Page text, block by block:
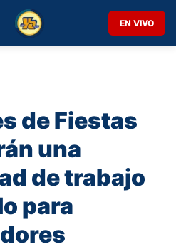
EN VIVO
de Fiestas
una
de trabajo
para